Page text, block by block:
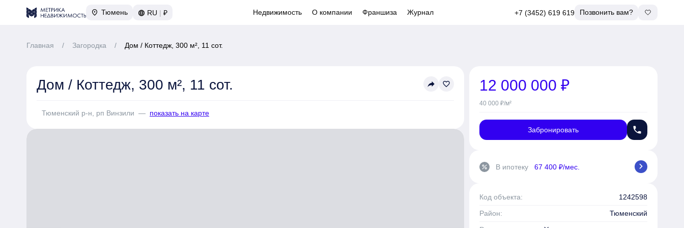
Тюмень RU | ₽ Недвижимость О компании Франшиза Журнал +7 (3452) 619 619 Позвонить вам?
Главная / Загородка / Дом / Коттедж, 300 м², 11 сот.
Дом / Коттедж, 300 м², 11 сот. reply favorite_border
Тюменский р-н, рп Винзили — показать на карте
12 000 000 ₽
40 000 ₽/м²
Забронировать phone
percent В ипотеку 67 400 ₽/мес. chevron_right
Код объекта:
1242598
Район:
Тюменский